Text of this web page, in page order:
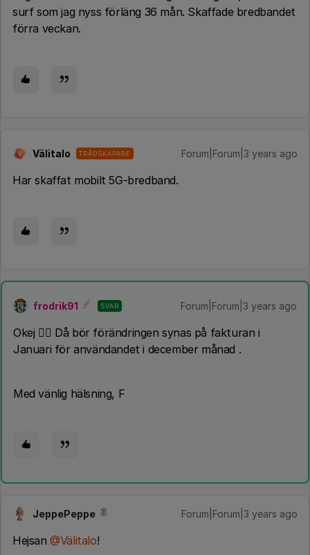
surf som jag nyss förläng 36 mån. Skaffade bredbandet
förra veckan.
V Välitalo TRÅDSKAPARE Forum|Forum|3 years ago
Har skaffat mobilt 5G-bredband.
frodrik91 SVAR Forum|Forum|3 years ago
Okej 👍🏻 Då bör förändringen synas på fakturan i
Januari för användandet i december månad .
Med vänlig hälsning, F
JeppePeppe Forum|Forum|3 years ago
Hejsan@Välitalo!